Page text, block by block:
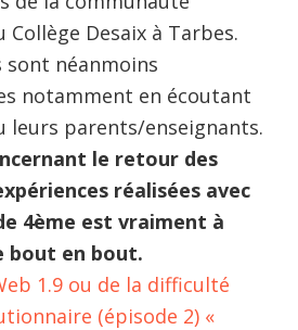
Collège Desaix à Tarbes.
sont néanmoins
notamment en écoutant
leurs parents/enseignants.
le retour des
réalisées avec
4ème est vraiment à
bout en bout.
1.9 ou de la difficulté
(épisode 2) «